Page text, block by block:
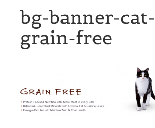
bg-banner-cat-
grain-free